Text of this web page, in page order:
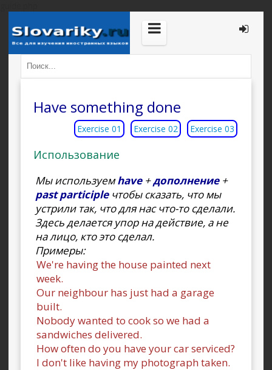
Have something done
Exercise 01 Exercise 02 Exercise 03
Использование
Мы используемhave+дополнение+
past participleчтобы сказать, что мы
устрили так, что для нас что-то сделали.
Здесь делается упор на действие, а не
на лицо, кто это сделал.
Примеры:
We're having the house painted next
week.
Our neighbour has just had a garage
built.
Nobody wanted to cook so we had a
sandwiches delivered.
How often do you have your car serviced?
I don't like having my photograph taken.